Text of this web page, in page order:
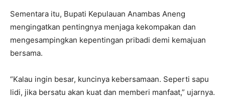
Sementara itu, Bupati Kepulauan Anambas Aneng
mengingatkan pentingnya menjaga kekompakan dan
mengesampingkan kepentingan pribadi demi kemajuan
bersama.
“Kalau ingin besar, kuncinya kebersamaan. Seperti sapu
lidi, jika bersatu akan kuat dan memberi manfaat,” ujarnya.